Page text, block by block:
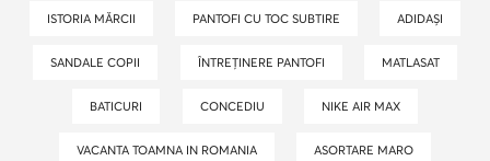
ISTORIA MĂRCII PANTOFI CU TOC SUBTIRE ADIDAȘI
SANDALE COPII ÎNTREȚINERE PANTOFI MATLASAT
BATICURI CONCEDIU NIKE AIR MAX
VACANTA TOAMNA IN ROMANIA ASORTARE MARO